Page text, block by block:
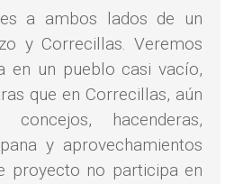
a ambos lados de un
y Correcillas. Veremos
en un pueblo casi vacío,
que en Correcillas, aún
concejos, hacenderas,
y aprovechamientos
proyecto no participa en